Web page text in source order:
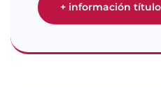
+ información